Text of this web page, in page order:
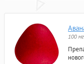
100 мг